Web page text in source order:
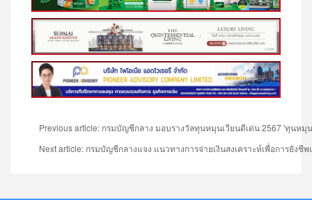
Previous article: กรมบัญชีกลาง มอบรางวัลทุนหมุนเวียนดีเด่น 2567 'ทุนห
Next article: กรมบัญชีกลางแจง แนวทางการจ่ายเงินสงเคราะห์เพื่อการยัง